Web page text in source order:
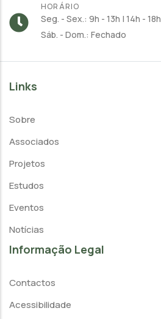
HORÁRIO
Seg. - Sex.: 9h - 13h | 14h - 18h
Sáb. - Dom.: Fechado
Links
Sobre
Associados
Projetos
Estudos
Eventos
Notícias
Informação Legal
Contactos
Acessibilidade